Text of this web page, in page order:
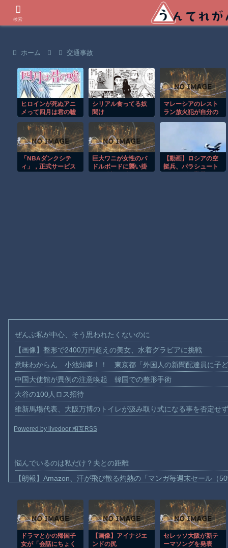
ホーム 交通事故
ヒロインが死ぬアニ
メって四月は君の嘘
な
シリアル食ってる奴
聞け
マレーシアのレスト
ラン放火犯が自分の
「NBAダンクシテ
ィ」，正式サービス
巨大ワニが女性のパ
ドルボードに襲い掛
【動画】ロシアの空
挺兵、パラシュート
ぜんぶ私が中心、そう思われたくないのに
【画像】整形で2400万円超えの美女、水着グラビアに挑戦
意味わからん 小池知事！！ 東京都「外国人の新聞配達員に子
中国大使館が異例の注意喚起 韓国での整形手術
大谷の100人ロス招待
維新馬場代表、大阪万博のトイレが汲み取り式になる事を否定せ
Powered by livedoor 相互RSS
悩んでいるのは私だけ？夫との距離
【朗報】Amazon、汗が飛び散る灼熱の「マンガ毎週末セール（
子供向け漫画、謎の闇の大会に参加しがち問題
【動画】ロシアの空挺兵、パラシュートが開かずに墜落してしま
【動画】両方馬鹿（笑）ミニストップでトラックと衝突したドラ
ドラマとかの帰国子
女が「会話にちょく
【画像】アイナジエ
ンドの尻
セレッソ大阪が新テ
ーマソングを発表
検索